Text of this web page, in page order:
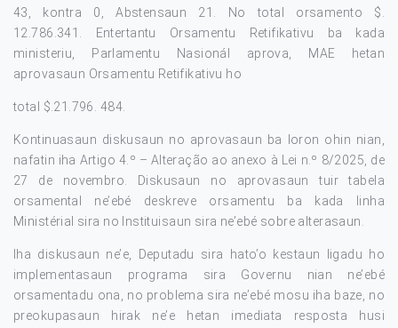
43, kontra 0, Abstensaun 21. No total orsamento $.
12.786.341. Entertantu Orsamentu Retifikativu ba kada
ministeriu, Parlamentu Nasionál aprova, MAE hetan
aprovasaun Orsamentu Retifikativu ho
total $.21.796. 484.
Kontinuasaun diskusaun no aprovasaun ba loron ohin nian,
nafatin iha Artigo 4.º – Alteração ao anexo à Lei n.º 8/2025, de
27 de novembro. Diskusaun no aprovasaun tuir tabela
orsamental ne’ebé deskreve orsamentu ba kada linha
Ministérial sira no Instituisaun sira ne’ebé sobre alterasaun.
Iha diskusaun ne’e, Deputadu sira hato’o kestaun ligadu ho
implementasaun programa sira Governu nian ne’ebé
orsamentadu ona, no problema sira ne’ebé mosu iha baze, no
preokupasaun hirak ne’e hetan imediata resposta husi